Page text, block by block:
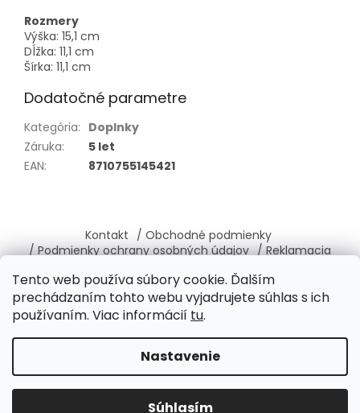
Tento web používa súbory cookie. Ďalším
prechádzaním tohto webu vyjadrujete súhlas s ich
používaním. Viac informácií tu.
Nastavenie
Súhlasím
Rozmery
Výška: 15,1 cm
Dĺžka: 11,1 cm
Šírka: 11,1 cm
Dodatočné parametre
Kategória: Doplnky
Záruka:
5 let
EAN: 8710755145421
p
ä
Kontakt / Obchodné podmienky
/ Podmienky ochrany osobných údajov / Reklamacia
Copyright 2026Brabantia-shop.sk. Všetky práva
vyhradené.